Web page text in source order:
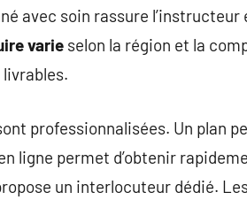
avec soin rassure
varie selon la région et la
professionnalisées. Un plan
ligne permet d’obtenir
un interlocuteur dédié.